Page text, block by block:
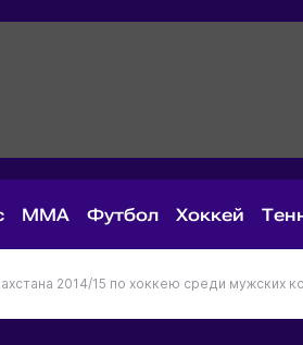
MMA Футбол Хоккей
2014/15 по хоккею среди мужских